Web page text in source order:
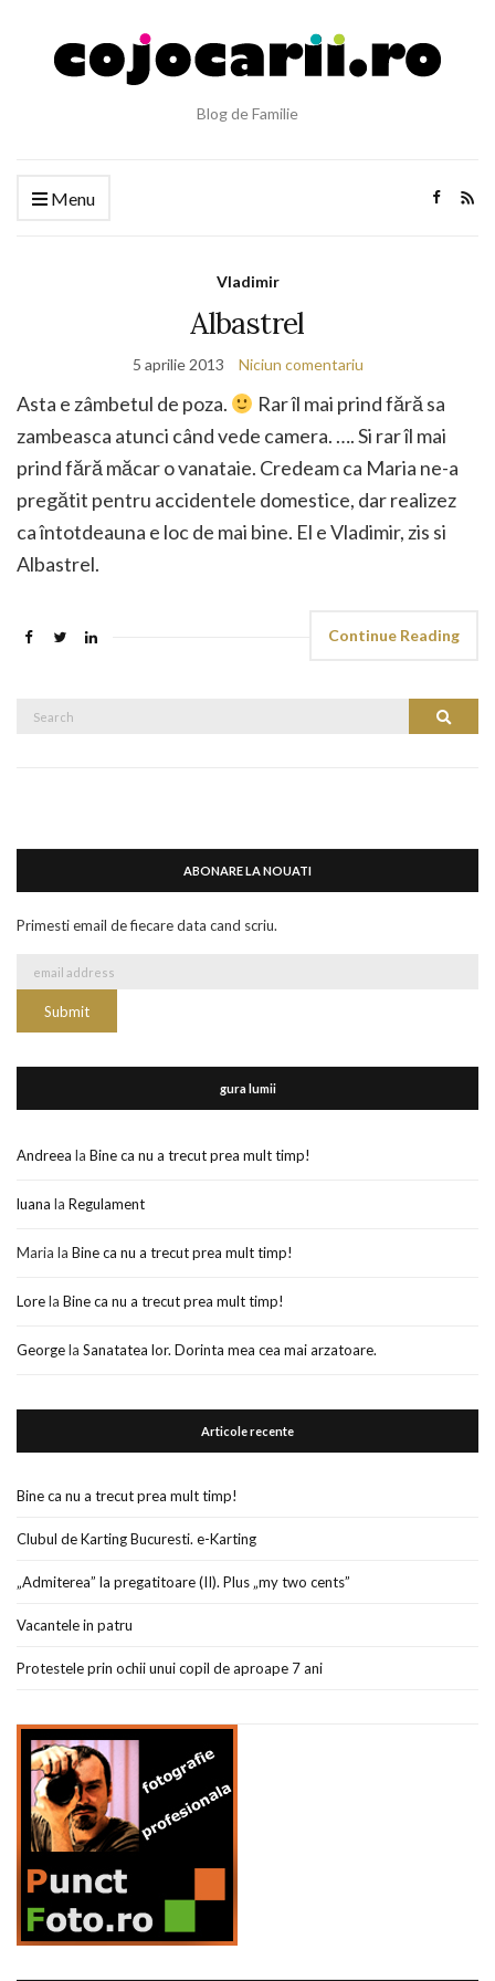
Blog de Familie
Menu
Vladimir
Albastrel
5 aprilie 2013 Niciun comentariu
Asta e zâmbetul de poza.
Rar îl mai prind fără sa
zambeasca atunci când vede camera. …. Si rar îl mai
prind fără măcar o vanataie. Credeam ca Maria ne-a
pregătit pentru accidentele domestice, dar realizez
ca întotdeauna e loc de mai bine. El e Vladimir, zis si
Albastrel.
Continue Reading
Search
ABONARE LA NOUATI
Primesti email de fiecare data cand scriu.
gura lumii
Andreea la Bine ca nu a trecut prea mult timp!
luana la Regulament
Maria la Bine ca nu a trecut prea mult timp!
Lorela Bine ca nu a trecut prea mult timp!
Georgela Sanatatea lor. Dorinta mea cea mai arzatoare.
Articole recente
Bine ca nu a trecut prea mult timp!
Clubul de Karting Bucuresti. e-Karting
„Admiterea” la pregatitoare (II). Plus „my two cents”
Vacantele in patru
Protestele prin ochii unui copil de aproape 7 ani